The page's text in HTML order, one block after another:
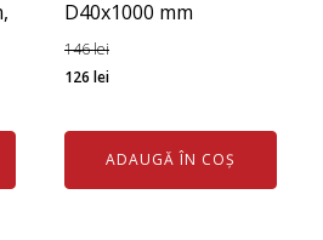
D40x1000 mm
146lei
Prețul
a
fost:
146 lei.
126leiPrețul
este:
126 lei.
ADAUGĂ ÎN COȘ